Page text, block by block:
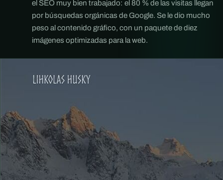
el SEO muy bien trabajado: el 80 % de las visitas llegan
por búsquedas orgánicas de Google. Se le dio mucho
peso al contenido gráfico, con un paquete de diez
imágenes optimizadas para la web.